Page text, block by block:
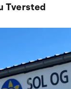
Tversted